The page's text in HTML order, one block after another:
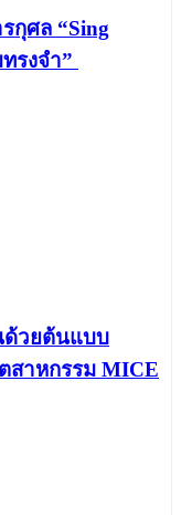
กุศล “Sing
รงจำ”
ด้วยต้นแบบ
สาหกรรม MICE